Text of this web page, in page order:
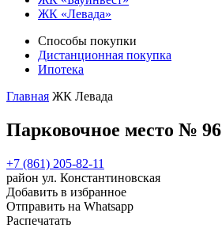
ЖК «Левада»
Способы покупки
Дистанционная покупка
Ипотека
Главная ЖК Левада
Парковочное место № 96
+7 (861) 205-82-11
район ул. Константиновская
Добавить в избранное
Отправить на Whatsapp
Распечатать